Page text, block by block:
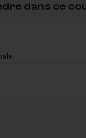
dans ce